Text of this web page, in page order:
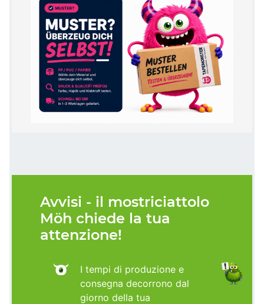
Avvisi - il mostriciattolo
Möh chiede la tua
attenzione!
I tempi di produzione e
consegna decorrono dal
giorno della tua